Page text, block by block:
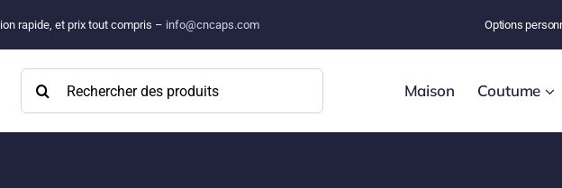
rapide, et prix tout compris – info@cncaps.com Options
Rechercher: Maison Coutume